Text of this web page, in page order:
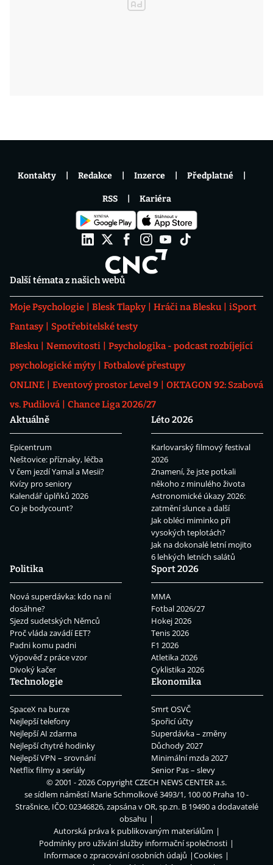
Další témata z našich webů
Moje Psychologie Blesk Tlapky Hráči na Blesku
iSport
Fantasy
Spotřebitelské testy
Blesku
Nemovitosti
Psychologika - podcast rozbíjející
psychologické mýty
Fotbalové přestupy
ONLINE
Eventový prostor Level 9
OKTAGON 92: Szabová
vs. Pudilová
Chance Liga 2026/27
Aktuálně
Epicentrum
Neštovice: příznaky, léčba
V čem jezdí Yamal a Mesii?
Kvízy pro seniory
Kalendář úplňků 2026
Co je bodycount?
Léto 2026
Karlovarský filmový festival
2026
Znamení, že jste potkali
někoho z minulého života
Astronomické úkazy 2026:
zatmění slunce a další
Jak obléci miminko při
vysokých teplotách?
Jak na dokonalé letní mojito
6 lehkých letních salátů
Politika
Nová superdávka: kdo na ní
dosáhne?
Sjezd sudetských Němců
Proč vláda zavádí EET?
Padni komu padni
Výpověď z práce vzor
Divoký kačer
Sport 2026
MMA
Fotbal 2026/27
Hokej 2026
Tenis 2026
F1 2026
Atletika 2026
Cyklistika 2026
Technologie
SpaceX na burze
Nejlepší telefony
Nejlepší AI zdarma
Nejlepší chytré hodinky
Nejlepší VPN – srovnání
Netflix filmy a seriály
Ekonomika
Smrt OSVČ
Spořicí účty
Superdávka – změny
Důchody 2027
Minimální mzda 2027
Senior Pas – slevy
Kontakty Redakce Inzerce Předplatné
RSS Kariéra
© 2001 - 2026 CopyrightCZECH NEWS CENTER a.s.
se sídlem náměstí Marie Schmolkové 3493/1, 100 00 Praha 10 -
Strašnice, IČO: 02346826, zapsána v OR, sp.zn. B 19490 a dodavatelé
obsahu
Autorská práva k publikovaným materiálům
Podmínky pro užívání služby informační společnosti
Informace o zpracování osobních údajů
Cookies